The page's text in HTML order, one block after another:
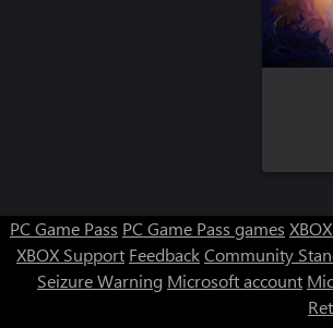
PC Game Pass PC Game Pass games
XBOX Support FeedbackCommunity
Seizure Warning Microsoft account